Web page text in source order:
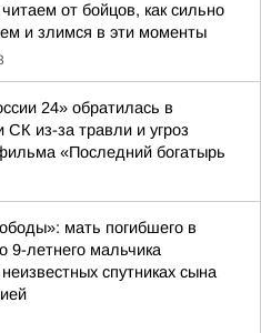
от бойцов, как сильно
и злимся в эти моменты
24» обратилась в
СК из-за травли и угроз
«Последний богатырь
мать погибшего в
9-летнего мальчика
спутниках сына